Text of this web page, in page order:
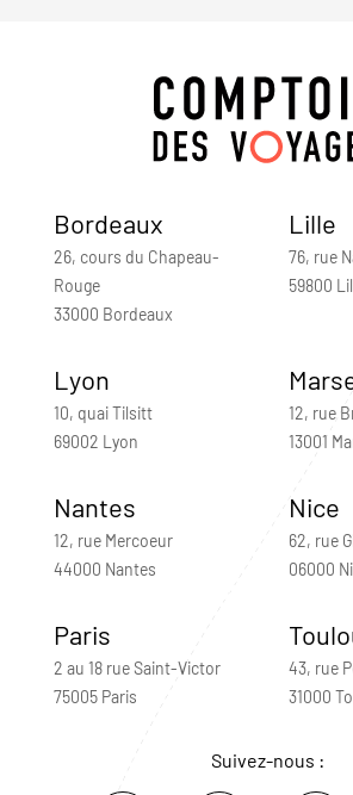
Bordeaux
26, cours du Chapeau-
Rouge
33000 Bordeaux
Lille
76, rue
59800
Lyon
10, quai Tilsitt
69002 Lyon
12, rue
13001
Nantes
12, rue Mercoeur
44000 Nantes
Nice
62, rue
06000
Paris
2 au 18 rue Saint-Victor
75005 Paris
43, rue
31000
Suivez-nous :